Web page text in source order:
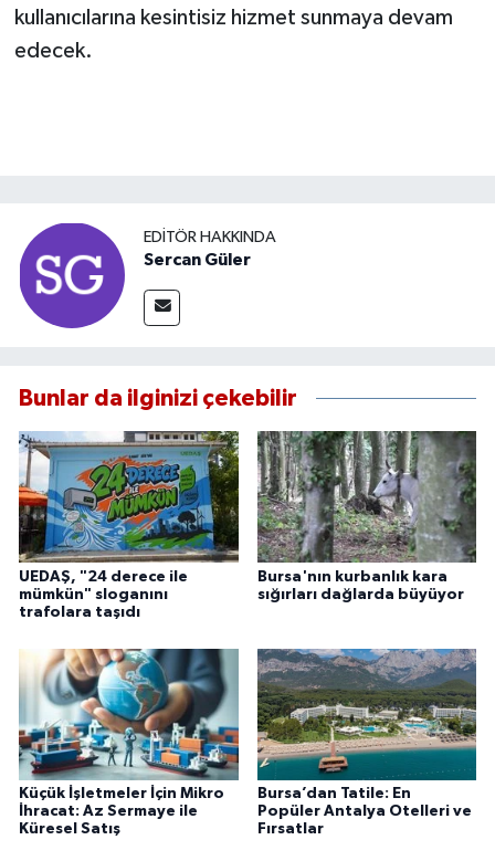
kullanıcılarına kesintisiz hizmet sunmaya devam
edecek.
EDITÖR HAKKINDA
Sercan Güler
Bunlar da ilginizi çekebilir
UEDAŞ, "24 derece ile
mümkün" sloganını
trafolara taşıdı
Bursa'nın kurbanlık kara
sığırları dağlarda büyüyor
Küçük İşletmeler İçin Mikro
İhracat: Az Sermaye ile
Küresel Satış
Bursa’dan Tatile: En
Popüler Antalya Otelleri ve
Fırsatlar